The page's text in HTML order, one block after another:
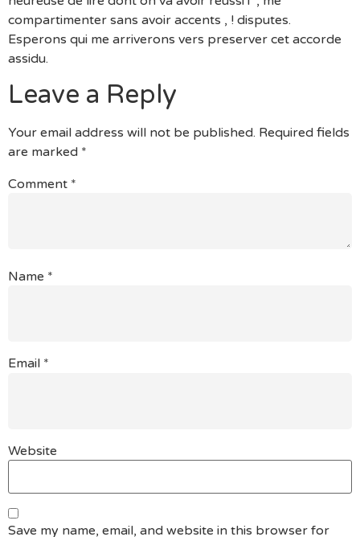
compartimenter sans avoir accents , ! disputes.
Esperons qui me arriverons vers preserver cet accorde
assidu.
Leave a Reply
Your email address will not be published. Required fields
are marked *
Comment *
Name *
Email *
Website
Save my name, email, and website in this browser for